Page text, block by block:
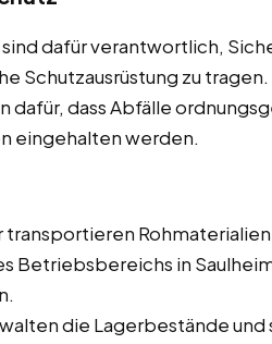
sind dafür verantwortlich,
Schutzausrüstung zu tragen.
dafür, dass Abfälle
eingehalten werden.
transportieren
Betriebsbereichs in
die Lagerbestände und